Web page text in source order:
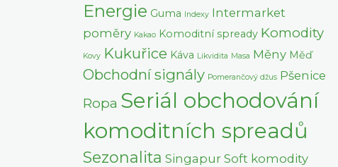
Energie Guma Indexy Intermarket
poměry Kakao Komoditní spready Komodity
Kovy Kukuřice Káva Likvidita Masa Měny Měď
Obchodní signály Pomerančový džus Pšenice
Ropa Seriál obchodování
komoditních spreadů
Sezonalita Singapur Soft komodity